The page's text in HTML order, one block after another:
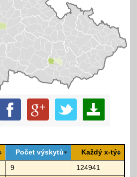
Počet výskytů Každý x-tý
9 124941